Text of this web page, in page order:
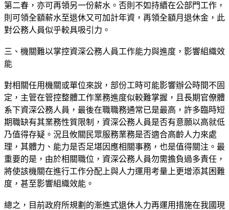
第二春，亦可再領另一份薪水。否則不如持續在公部門工作，
則可領全額薪水至退休又可加計年資，再領全額月退休金，此
對公務人員似乎較具吸引力。
三、機關難以掌控資深公務人員工作能力與進度，影響組織效
能
對相關任用機關或單位來說，部份工時可能影響辦公時間不固
定，主管在管控整體工作業務進度似較難掌握，且長期官僚體
系下資深公務人員，最後在職職務通常已是最高，許多臨時短
期職缺有其業務性質限制，資深公務人員是否有意願以高就低
乃值得存疑。況且攸關民眾服務業務是否適合高齡人力來處
理，其體力、能力是否足堪因應相關事務，也是值得關注。最
重要的是，由於相關職位，資深公務人員勿需擔負過多責任，
將使該機關在進行工作分配上與人力運用考量上更增添其困難
度，甚至影響組織效能。
總之，目前政府所規劃的漸進式退休人力再運用措施在我國現